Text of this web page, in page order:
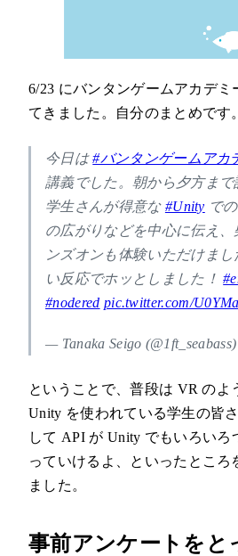
6/23 にバンタンゲームアカデミ
てきました。自分のまとめです。
今日は#バンタンゲームアカ
講義でした。朝から夕方まで
学生さんが得意な #Unity で
の広がりなどを中心に伝え
ンズオンも体験いただけま
い反応でホッとしました！
#nodered pic.twitter.com/
— Tanaka Seigo (@1ft_seabass)
ということで、普段は VR のよ
Unity を使われている学生の皆
して API が Unity でもいろいろ
っていけるよ、といったところ
ました。
事前アンケートをと